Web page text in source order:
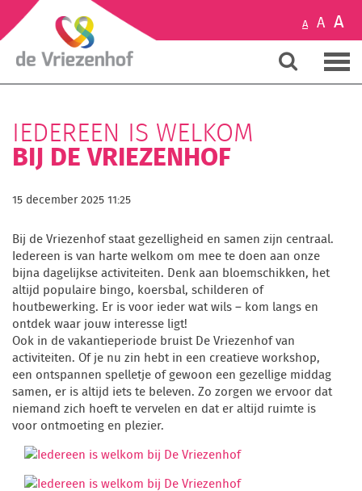
A A A
IEDEREEN IS WELKOM
BIJ DE VRIEZENHOF
15 december 2025 11:25
Bij de Vriezenhof staat gezelligheid en samen zijn centraal.
Iedereen is van harte welkom om mee te doen aan onze
bijna dagelijkse activiteiten. Denk aan bloemschikken, het
altijd populaire bingo, koersbal, schilderen of
houtbewerking. Er is voor ieder wat wils – kom langs en
ontdek waar jouw interesse ligt!
Ook in de vakantieperiode bruist De Vriezenhof van
activiteiten. Of je nu zin hebt in een creatieve workshop,
een ontspannen spelletje of gewoon een gezellige middag
samen, er is altijd iets te beleven. Zo zorgen we ervoor dat
niemand zich hoeft te vervelen en dat er altijd ruimte is
voor ontmoeting en plezier.